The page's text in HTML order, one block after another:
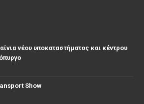
νέου υποκαταστήματος και κέντρου
Show